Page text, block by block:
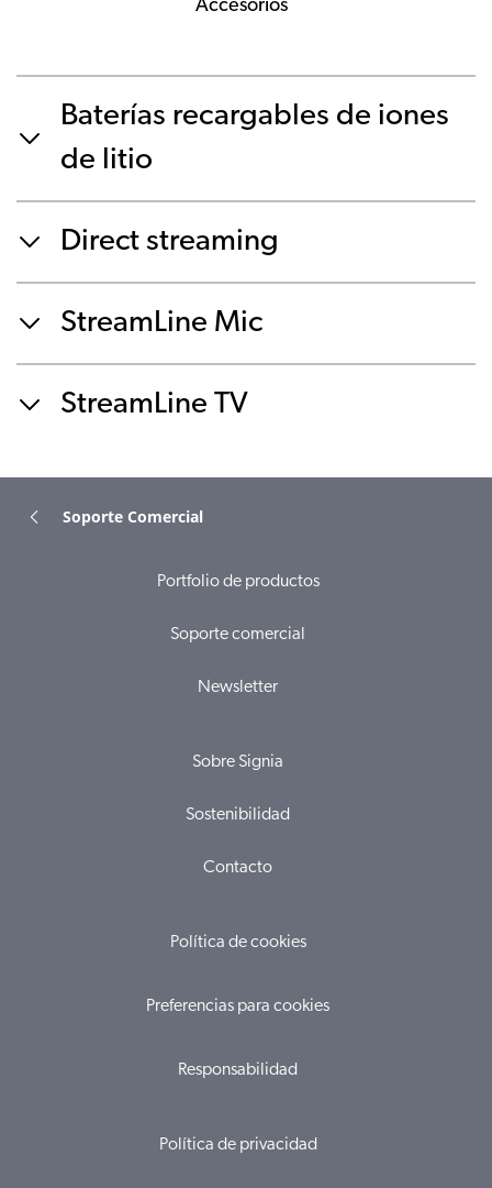
Accesorios
Baterías recargables de iones
de litio
Direct streaming
StreamLine Mic
StreamLine TV
Soporte Comercial
Portfolio de productos
Soporte comercial
Newsletter
Sobre Signia
Sostenibilidad
Contacto
Política de cookies
Preferencias para cookies
Responsabilidad
Política de privacidad